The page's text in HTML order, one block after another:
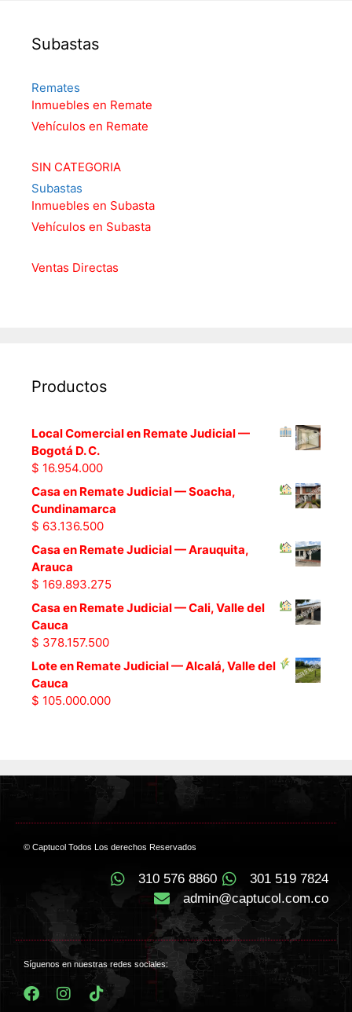
Subastas
Remates
Inmuebles en Remate
Vehículos en Remate
SIN CATEGORIA
Subastas
Inmuebles en Subasta
Vehículos en Subasta
Ventas Directas
Productos
Local Comercial en Remate Judicial —
Bogotá D. C.
$ 16.954.000
Casa en Remate Judicial — Soacha,
Cundinamarca
$ 63.136.500
Casa en Remate Judicial — Arauquita,
Arauca
$ 169.893.275
Casa en Remate Judicial — Cali, Valle del
Cauca
$ 378.157.500
Lote en Remate Judicial — Alcalá, Valle del
Cauca
$ 105.000.000
© Captucol Todos Los derechos Reservados
310 576 8860
301 519 7824
admin@captucol.com.co
Síguenos en nuestras redes sociales: